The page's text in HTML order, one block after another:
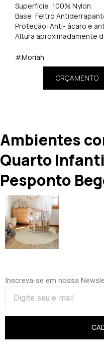
Superfície: 100% Nylon
Base: Feltro
Proteção: Anti- ácaro e
Altura aproximadamente
#Moriah
ORÇAMENTO
Ambientes
Quarto
Pesponto
Inscreva-se em nossa